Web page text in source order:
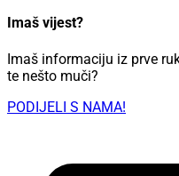
Imaš vijest?
Imaš informaciju iz prve
te nešto muči?
PODIJELI S NAMA!